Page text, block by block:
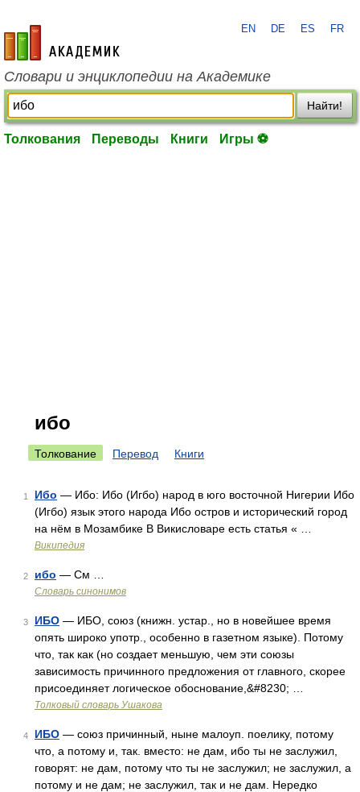
academic.ru
EN DE ES FR
Словари и энциклопедии на Академике
Найти!
Толкования Переводы Книги Игры ⚽
ибо
Толкование Перевод Книги
1 Ибо — Ибо: Ибо (Игбо) народ в юго восточной Нигерии Ибо
(Игбо) язык этого народа Ибо остров и исторический город
на нём в Мозамбике В Викисловаре есть статья « …
Википедия
2 ибо — См …
Словарь синонимов
3 ИБО — ИБО, союз (книжн. устар., но в новейшее время
опять широко употр., особенно в газетном языке). Потому
что, так как (но создает меньшую, чем эти союзы
зависимость причинного предложения от главного, скорее
присоединяет логическое обоснование,&#8230; …
Толковый словарь Ушакова
4 ИБО — союз причинный, ныне малоуп. поелику, потому
что, а потому и, так. вместо: не дам, ибо ты не заслужил,
говорят: не дам, потому что ты не заслужил; не заслужил, а
потому и не дам; не заслужил, так и не дам. Нередко